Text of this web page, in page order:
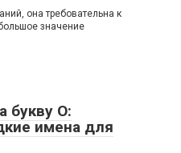
она требовательна к
значение
букву О:
имена для